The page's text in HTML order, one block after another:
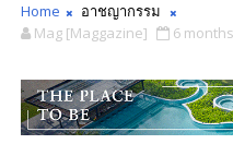
Home
อาชญากรรม
Mag [Maggazine]
6